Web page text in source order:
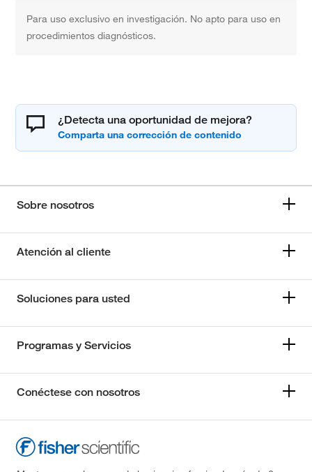
Para uso exclusivo en investigación. No apto para uso en
procedimientos diagnósticos.
¿Detecta una oportunidad de mejora?
Sobre nosotros
Atención al cliente
Soluciones para usted
Programas y Servicios
Conéctese con nosotros